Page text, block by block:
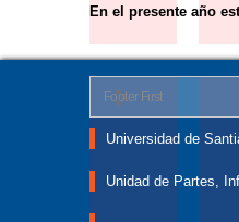
En el presente año
Footer First
Universidad de
Unidad de Partes,